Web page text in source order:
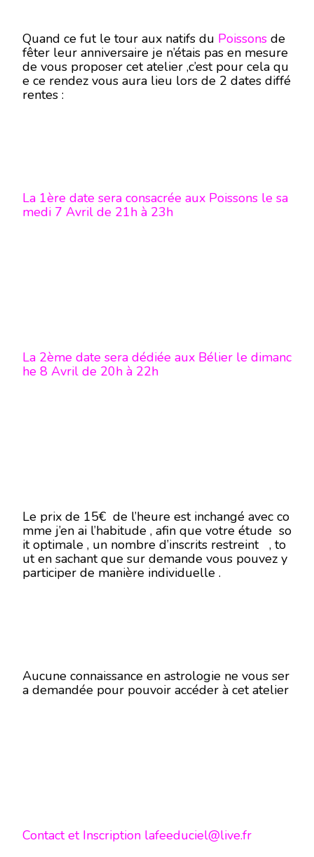
Quand ce fut le tour aux natifs du Poissons de
fêter leur anniversaire je n’étais pas en mesure
de vous proposer cet atelier ,c’est pour cela qu
e ce rendez vous aura lieu lors de 2 dates diffé
rentes :
La 1ère date sera consacrée aux Poissons le sa
medi 7 Avril de 21h à 23h
La 2ème date sera dédiée aux Bélier le dimanc
he 8 Avril de 20h à 22h
Le prix de 15€ de l’heure est inchangé avec co
mme j’en ai l’habitude , afin que votre étude so
it optimale , un nombre d’inscrits restreint , to
ut en sachant que sur demande vous pouvez y
participer de manière individuelle .
Aucune connaissance en astrologie ne vous ser
a demandée pour pouvoir accéder à cet atelier
Contact et Inscription lafeeduciel@live.fr